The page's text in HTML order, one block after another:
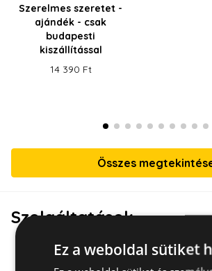
Szerelmes szeretet -
ajándék - csak
budapesti
kiszállítással
14 390 Ft
Összes
Szolgáltatások
Ez a weboldal sütiket